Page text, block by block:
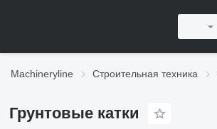
Machineryline Строительная техника
Грунтовые катки